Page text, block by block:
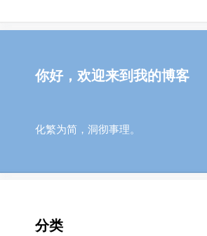
你好，欢迎来到我的博客
化繁为简，洞彻事理。
分类